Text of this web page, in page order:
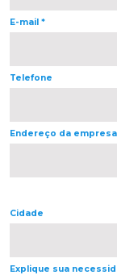
Conosco
Gustavo
E-mail *
Telefone
Endereço da empresa
Cidade
Explique sua